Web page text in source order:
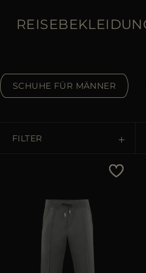
DE
AU
DK
SCHUHE FÜR MÄNNER
FILTER
Preis - niedrig zu hoch
Preis - hoch zu niedrig
Bestseller